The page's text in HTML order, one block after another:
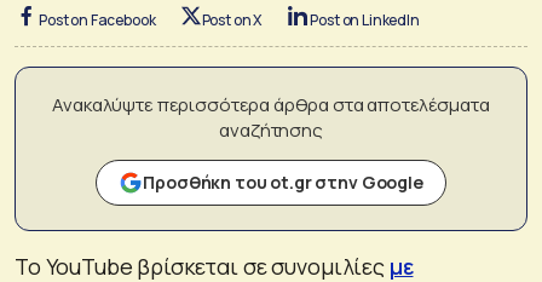
Post on Facebook Post on X Post on LinkedIn
Ανακαλύψτε περισσότερα άρθρα στα αποτελέσματα
αναζήτησης
Προσθήκη του ot.gr στην Google
Το YouTube βρίσκεται σε συνομιλίες με